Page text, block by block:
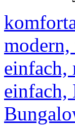
einfach,
einfach,